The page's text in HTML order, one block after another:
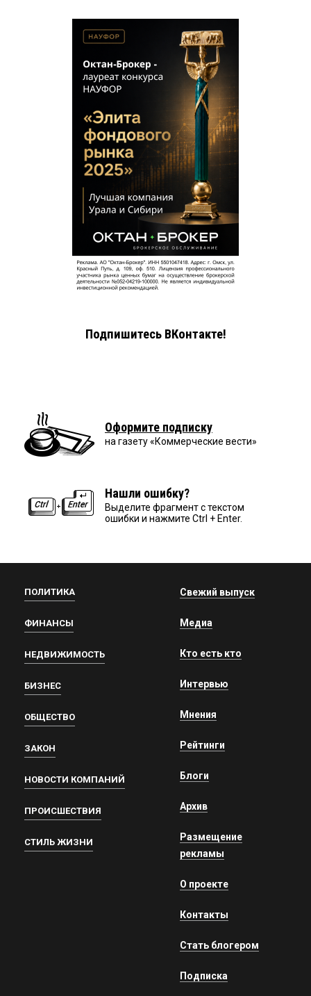
Подпишитесь ВКонтакте!
Оформите подписку
на газету «Коммерческие вести»
Нашли ошибку?
Выделите фрагмент с текстом
ошибки и нажмите Ctrl + Enter.
ПОЛИТИКА
ФИНАНСЫ
НЕДВИЖИМОСТЬ
БИЗНЕС
ОБЩЕСТВО
ЗАКОН
НОВОСТИ КОМПАНИЙ
ПРОИСШЕСТВИЯ
СТИЛЬ ЖИЗНИ
Свежий выпуск
Медиа
Кто есть кто
Интервью
Мнения
Рейтинги
Блоги
Архив
Размещение
рекламы
О проекте
Контакты
Стать блогером
Подписка